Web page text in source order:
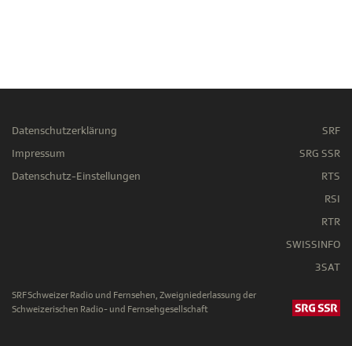
Datenschutzerklärung
Impressum
Datenschutz-Einstellungen
SRF
SRG SSR
RTS
RSI
RTR
SWISSINFO
3SAT
SRF Schweizer Radio und Fernsehen, Zweigniederlassung der
Schweizerischen Radio- und Fernsehgesellschaft